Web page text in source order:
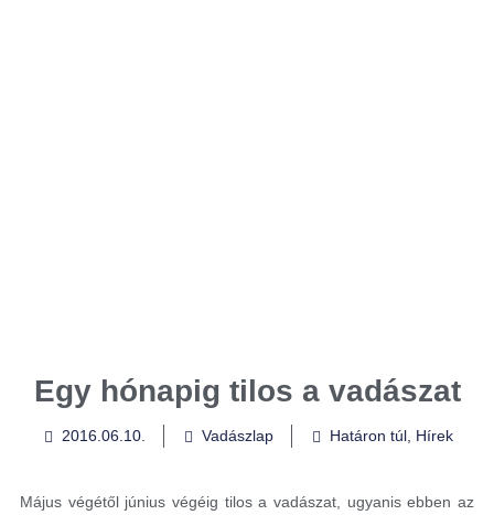
Egy hónapig tilos a vadászat
2016.06.10. Vadászlap Határon túl Hírek
Május végétől június végéig tilos a vadászat, ugyanis ebben az